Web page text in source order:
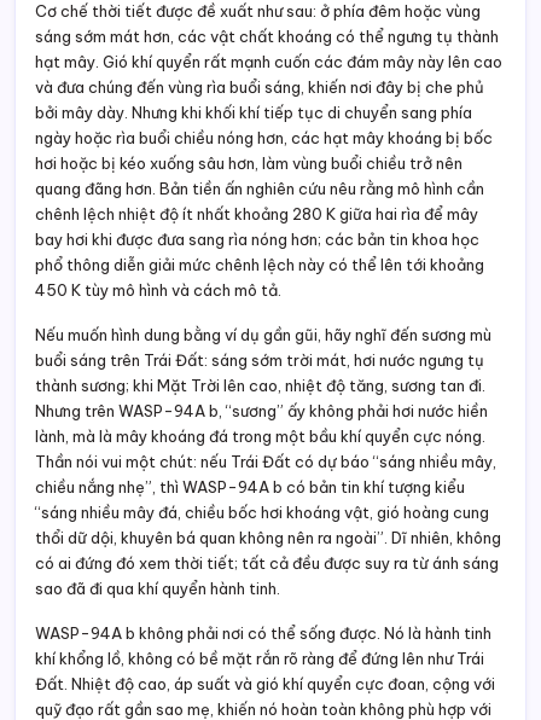
Cơ chế thời tiết được đề xuất như sau: ở phía đêm hoặc vùng
sáng sớm mát hơn, các vật chất khoáng có thể ngưng tụ thành
hạt mây. Gió khí quyển rất mạnh cuốn các đám mây này lên cao
và đưa chúng đến vùng rìa buổi sáng, khiến nơi đây bị che phủ
bởi mây dày. Nhưng khi khối khí tiếp tục di chuyển sang phía
ngày hoặc rìa buổi chiều nóng hơn, các hạt mây khoáng bị bốc
hơi hoặc bị kéo xuống sâu hơn, làm vùng buổi chiều trở nên
quang đãng hơn. Bản tiền ấn nghiên cứu nêu rằng mô hình cần
chênh lệch nhiệt độ ít nhất khoảng 280 K giữa hai rìa để mây
bay hơi khi được đưa sang rìa nóng hơn; các bản tin khoa học
phổ thông diễn giải mức chênh lệch này có thể lên tới khoảng
450 K tùy mô hình và cách mô tả.
Nếu muốn hình dung bằng ví dụ gần gũi, hãy nghĩ đến sương mù
buổi sáng trên Trái Đất: sáng sớm trời mát, hơi nước ngưng tụ
thành sương; khi Mặt Trời lên cao, nhiệt độ tăng, sương tan đi.
Nhưng trên WASP-94A b, “sương” ấy không phải hơi nước hiền
lành, mà là mây khoáng đá trong một bầu khí quyển cực nóng.
Thần nói vui một chút: nếu Trái Đất có dự báo “sáng nhiều mây,
chiều nắng nhẹ”, thì WASP-94A b có bản tin khí tượng kiểu
“sáng nhiều mây đá, chiều bốc hơi khoáng vật, gió hoàng cung
thổi dữ dội, khuyên bá quan không nên ra ngoài”. Dĩ nhiên, không
có ai đứng đó xem thời tiết; tất cả đều được suy ra từ ánh sáng
sao đã đi qua khí quyển hành tinh.
WASP-94A b không phải nơi có thể sống được. Nó là hành tinh
khí khổng lồ, không có bề mặt rắn rõ ràng để đứng lên như Trái
Đất. Nhiệt độ cao, áp suất và gió khí quyển cực đoan, cộng với
quỹ đạo rất gần sao mẹ, khiến nó hoàn toàn không phù hợp với